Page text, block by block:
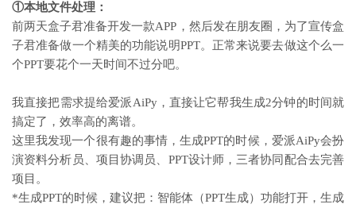
①本地文件处理：
前两天盒子君准备开发一款APP，然后发在朋友圈，为了宣传盒
子君准备做一个精美的功能说明PPT。正常来说要去做这个么一
个PPT要花个一天时间不过分吧。
我直接把需求提给爱派AiPy，直接让它帮我生成2分钟的时间就
搞定了，效率高的离谱。
这里我发现一个很有趣的事情，生成PPT的时候，爱派AiPy会扮
演资料分析员、项目协调员、PPT设计师，三者协同配合去完善
项目。
*生成PPT的时候，建议把：智能体（PPT生成）功能打开，生成